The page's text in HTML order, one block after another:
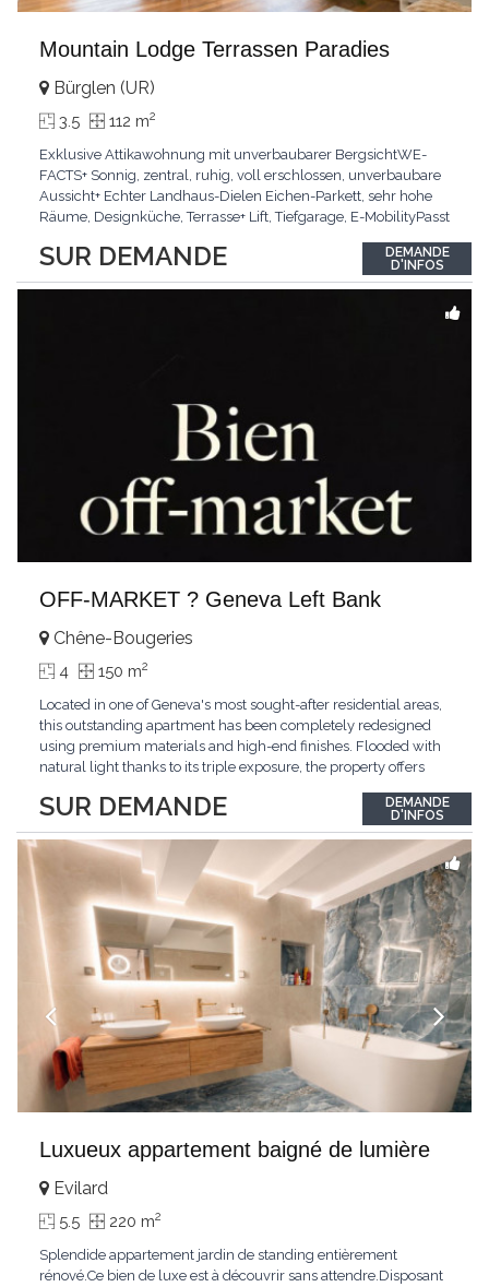
Mountain Lodge Terrassen Paradies
SUR DEMANDE
Bürglen (UR)
3.5 112 m2
Exklusive Attikawohnung mit unverbaubarer BergsichtWE-
FACTS+ Sonnig, zentral, ruhig, voll erschlossen, unverbaubare
Aussicht+ Echter Landhaus-Dielen Eichen-Parkett, sehr hohe
Räume, Designküche, Terrasse+ Lift, Tiefgarage, E-MobilityPasst
ArchitekturKLARTEXT: Grosszügig, sonnig und kompromisslos
hochwertig mit Logenplatz.Interessiert?...
DEMANDE
D'INFOS
OFF-MARKET ? Geneva Left Bank
SUR DEMANDE
Chêne-Bougeries
4 150 m2
Located in one of Geneva's most sought-after residential areas,
this outstanding apartment has been completely redesigned
using premium materials and high-end finishes. Flooded with
natural light thanks to its triple exposure, the property offers
master suite, elegant reception areas, and a spacious terrace
overlooking a peaceful and green...
DEMANDE
D'INFOS
Luxueux appartement baigné de lumière
Evilard
5.5 220 m2
Splendide appartement jardin de standing entièrement
rénové.Ce bien de luxe est à découvrir sans attendre.Disposant